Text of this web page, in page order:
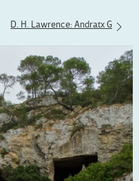
D. H. Lawrence: Andratx